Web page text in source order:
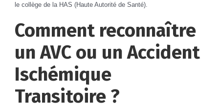
le collège de la HAS (Haute Autorité de Santé).
Comment reconnaître
un AVC ou un Accident
Ischémique
Transitoire ?